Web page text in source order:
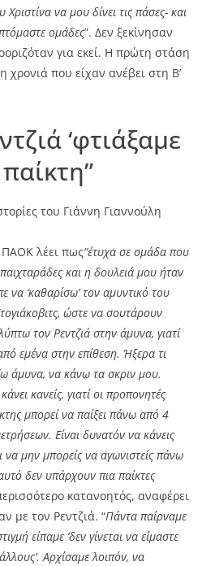
να μου δίνει τις πάσες- και
ομάδες”. Δεν ξεκίνησαν
για εκεί. Η πρώτη στάση
χρονιά που είχαν ανέβει στη Β’
‘φτιάξαμε
λέει πως“έτυχα σε ομάδα που
και η δουλειά μου ήταν
να ‘καθαρίσω’ τον αμυντικό του
ώστε να σουτάρουν
τον Ρεντζιά στην άμυνα, γιατί
εμένα στην επίθεση. Ήξερα τι
άμυνα, να κάνω τα σκριν μου.
κανείς, γιατί οι προπονητές
μπορεί να παίξει πάνω από 4
Είναι δυνατόν να κάνεις
μην μπορείς να αγωνιστείς πάνω
δεν υπάρχουν πια παίκτες
κατανοητός, αναφέρει
με τον Ρεντζιά. “Πάντα παίρναμε
είπαμε ‘δεν γίνεται να είμαστε
Αρχίσαμε λοιπόν, να